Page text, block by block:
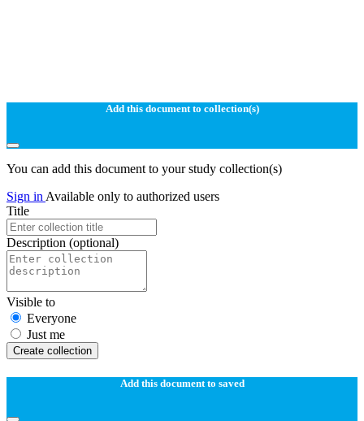
Add this document to collection(s)
You can add this document to your study collection(s)
Sign in Available only to authorized users
Title
Description (optional)
Visible to
Everyone
Just me
Create collection
Add this document to saved